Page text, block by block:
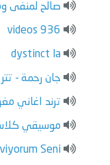
صالح لمنفى
videos 936
dystinct la
جان رحمة -
ترند اغاني
موسيقي
Seni